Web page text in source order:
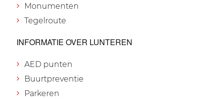
Monumenten
Tegelroute
INFORMATIE OVER LUNTEREN
AED punten
Buurtpreventie
Parkeren